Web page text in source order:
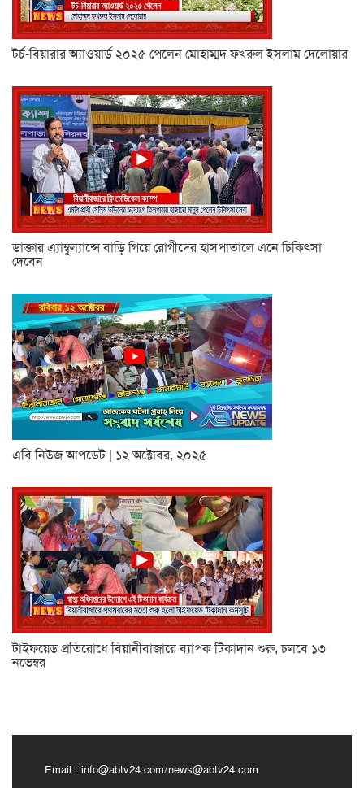
টর্চ-বিয়ারার অ্যাওয়ার্ড ২০২৫ পেলেন মোহাম্মদ ফখরুল ইসলাম দেলোয়ার
ডাক্তার এ্যাম্বুল্যান্সে বাড়ি গিয়ে রোগীদের হাসপাতালে এনে চিকিৎসা
দেবেন
এবি নিউজ আপডেট | ১২ অক্টোবর, ২০২৫
টাইফয়েড প্রতিরোধে বিয়ানীবাজারে ব্যাপক টিকাদান শুরু, চলবে ১৩
নভেম্বর
Email : info@abtv24.com/news@abtv24.com